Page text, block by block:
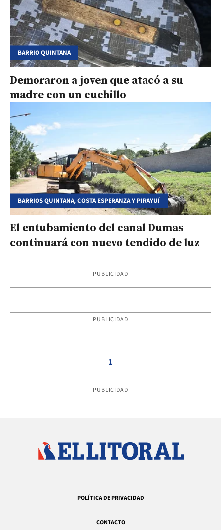
BARRIO QUINTANA
Demoraron a joven que atacó a su
madre con un cuchillo
BARRIOS QUINTANA, COSTA ESPERANZA Y PIRAYUÍ
El entubamiento del canal Dumas
continuará con nuevo tendido de luz
PUBLICIDAD
PUBLICIDAD
1
PUBLICIDAD
POLÍTICA DE PRIVACIDAD
CONTACTO